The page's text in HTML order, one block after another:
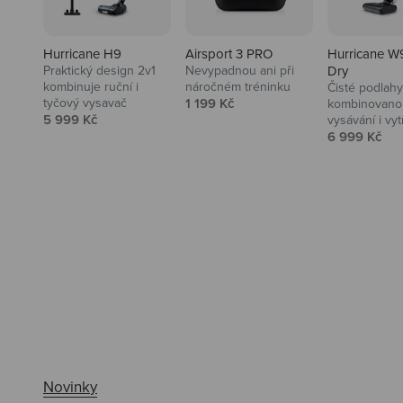
Hurricane H9
Praktický design 2v1
kombinuje ruční i
tyčový vysavač
Prodejní cena
5 999 Kč
Airsport 3 PRO
Nevypadnou ani při
náročném tréninku
Prodejní cena
1 199 Kč
Hurricane
Dry
Čisté
vysávání i
Prodejní cena
6 999 Kč